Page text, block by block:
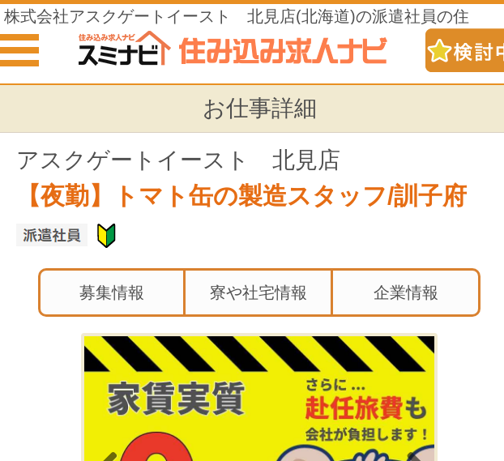
株式会社アスクゲートイースト 北見店(北海道)の派遣社員の住
み込みの仕事
お仕事詳細
アスクゲートイースト 北見店
【夜勤】トマト缶の製造スタッフ/訓子府
募集情報 寮や社宅情報 企業情報